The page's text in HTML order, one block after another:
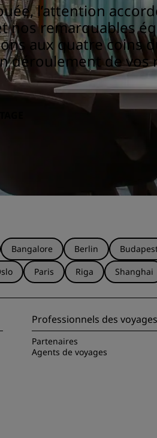
l’attention
nos remarquables
aux quatre coins
déroulement de vos
Bangalore Berlin
Paris Riga Shanghai
Professionnels des voyages
Partenaires
Agents de voyages